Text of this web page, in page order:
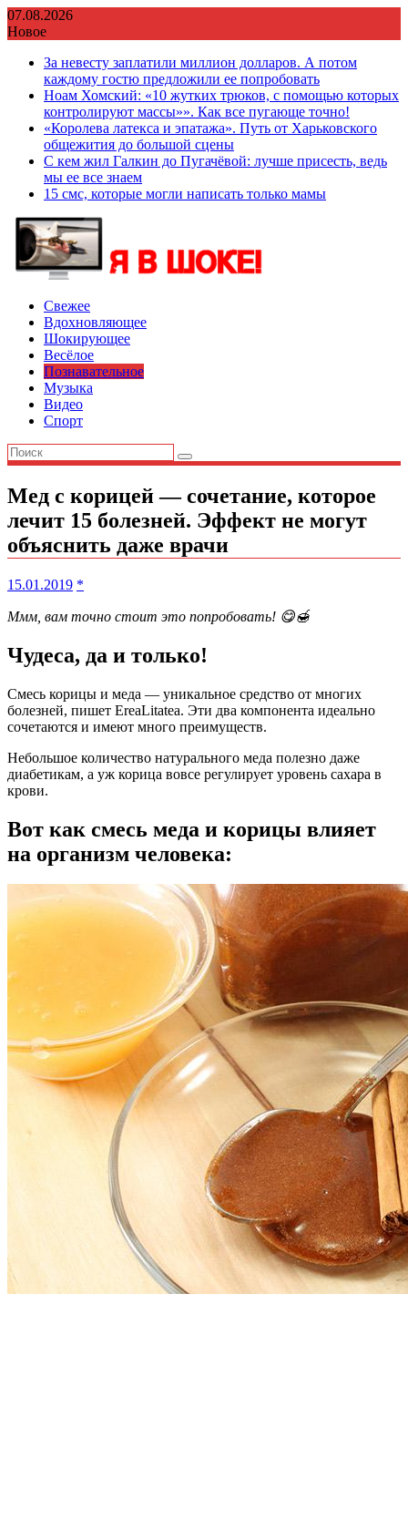
Перейти
к
07.08.2026
Новое
За невесту заплатили миллион долларов. А потом
каждому гостю предложили ее попробовать
Ноам Хомский: «10 жутких трюков, с помощью которых
контролируют массы»». Как все пугающе точно!
«Королева латекса и эпатажа». Путь от Харьковского
общежития до большой сцены
С кем жил Галкин до Пугачёвой: лучше присесть, ведь
мы ее все знаем
15 смс, которые могли написать только мамы
Свежее
Вдохновляющее
Шокирующее
Весёлое
Познавательное
Музыка
Видео
Спорт
Мед с корицей — сочетание, которое
лечит 15 болезней. Эффект не могут
объяснить даже врачи
15.01.2019 *
Ммм, вам точно стоит это попробовать! 😋🍯
Чудеса, да и только!
Смесь корицы и меда — уникальное средство от многих
болезней, пишет EreaLitatea. Эти два компонента идеально
сочетаются и имеют много преимуществ.
Небольшое количество натурального меда полезно даже
диабетикам, а уж корица вовсе регулирует уровень сахара в
крови.
Вот как смесь меда и корицы влияет
на организм человека: